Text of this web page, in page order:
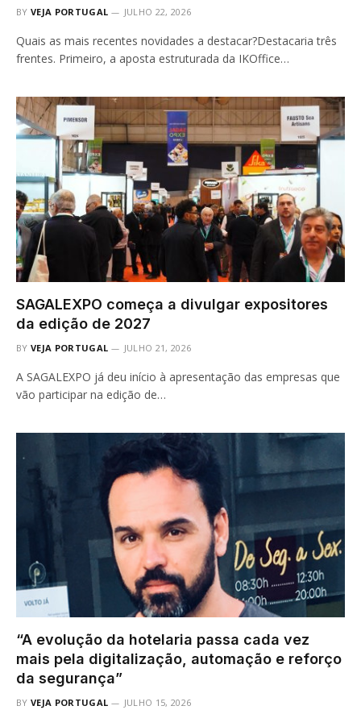
BY VEJA PORTUGAL JULHO 22, 2026
Quais as mais recentes novidades a destacar?Destacaria três
frentes. Primeiro, a aposta estruturada da IKOffice…
SAGALEXPO começa a divulgar expositores
da edição de 2027
BY VEJA PORTUGAL JULHO 21, 2026
A SAGALEXPO já deu início à apresentação das empresas que
vão participar na edição de…
“A evolução da hotelaria passa cada vez
mais pela digitalização, automação e reforço
da segurança”
BY VEJA PORTUGAL JULHO 15, 2026